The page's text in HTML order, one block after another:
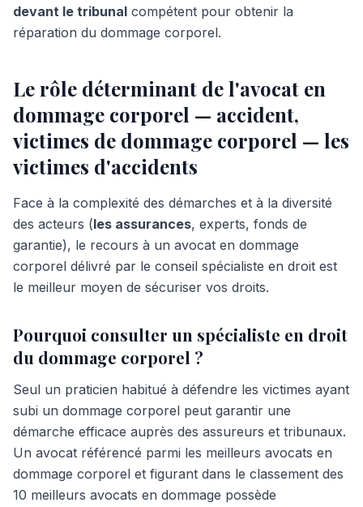
devant le tribunal compétent pour obtenir la
réparation du dommage corporel.
Le rôle déterminant de l'avocat en
dommage corporel — accident,
victimes de dommage corporel — les
victimes d'accidents
Face à la complexité des démarches et à la diversité
des acteurs (les assurances, experts, fonds de
garantie), le recours à un avocat en dommage
corporel délivré par le conseil spécialiste en droit est
le meilleur moyen de sécuriser vos droits.
Pourquoi consulter un spécialiste en droit
du dommage corporel ?
Seul un praticien habitué à défendre les victimes ayant
subi un dommage corporel peut garantir une
démarche efficace auprès des assureurs et tribunaux.
Un avocat référencé parmi les meilleurs avocats en
dommage corporel et figurant dans le classement des
10 meilleurs avocats en dommage possède